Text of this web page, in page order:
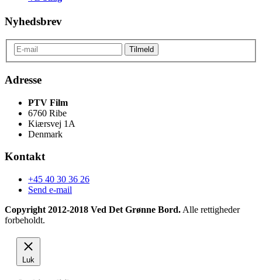
Nyhedsbrev
Adresse
PTV Film
6760 Ribe
Kiærsvej 1A
Denmark
Kontakt
+45 40 30 36 26
Send e-mail
Copyright 2012-2018 Ved Det Grønne Bord. Alle rettigheder
forbeholdt.
Luk